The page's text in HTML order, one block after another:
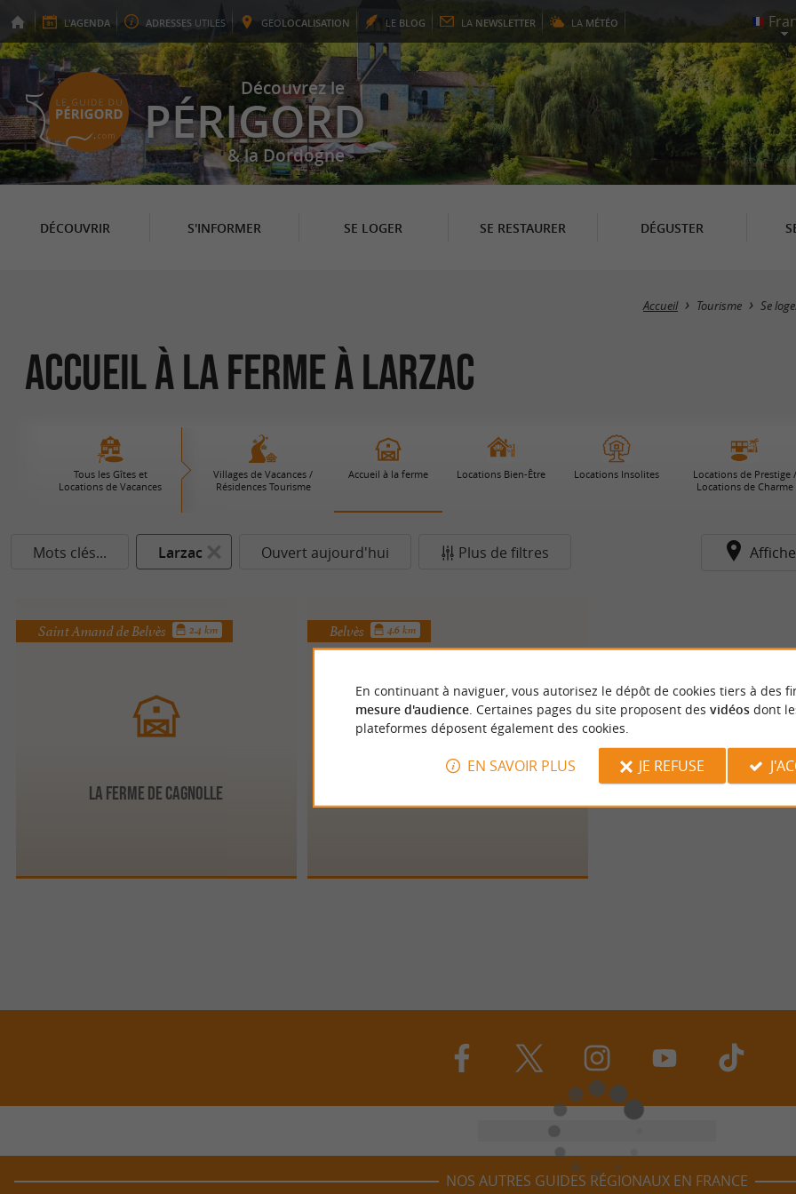
L'AGENDA ADRESSES UTILES GEOLOCALISATION LE BLOG LA NEWSLETTER LA MÉTÉO
Découvrez le
PÉRIGORD
& la Dordogne
DÉCOUVRIR S'INFORMER SE LOGER SE RESTAURER DÉGUSTER
Accueil Tourisme Se
Accueil à la ferme à Larzac
Tous les Gîtes et
Locations de Vacances
Villages de Vacances /
Résidences Tourisme
Accueil à la ferme Locations Bien-Être Locations Insolites
Locations de Prestige /
Locations de Charme
Mots clés... Larzac Ouvert aujourd'hui Plus de filtres
LA FERME DE CAGNOLLE
Saint Amand de Belvès 2.4 km Belvès 4.6 km
NOS AUTRES GUIDES RÉGIONAUX EN FRANCE
En continuant à naviguer, vous autorisez le dépôt de cookies tiers à des
mesure d'audience. Certaines pages du site proposent des vidéosdont
plateformes déposent également des cookies.
EN SAVOIR PLUS JE REFUSE